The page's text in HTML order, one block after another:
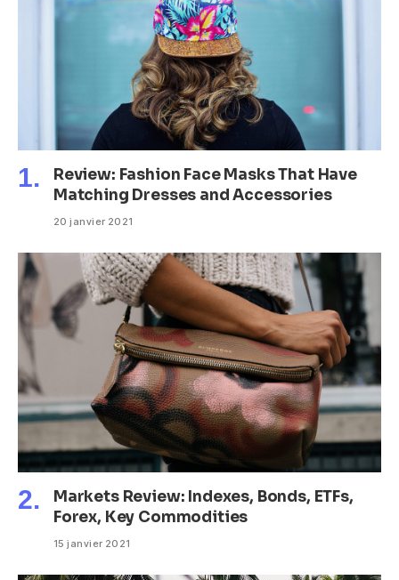
Review: Fashion Face Masks That Have
Matching Dresses and Accessories
20 janvier 2021
Markets Review: Indexes, Bonds, ETFs,
Forex, Key Commodities
15 janvier 2021